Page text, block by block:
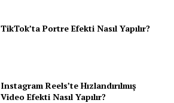
TikTok’ta Portre Efekti Nasıl Yapılır?
Instagram Reels’te Hızlandırılmış
Video Efekti Nasıl Yapılır?